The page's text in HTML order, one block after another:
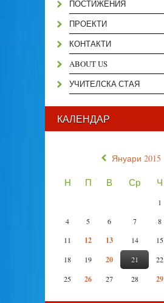
ПОСТИЖЕНИЯ
ПРОЕКТИ
КОНТАКТИ
ABOUT US
УЧИТЕЛСКА СТАЯ
КАЛЕНДАР
« Януари 2015
Н П В Ср Ч
1
4
5 6 7 8
11
12 13 14 15
18
19 20 21 22
25
26 27 28 29